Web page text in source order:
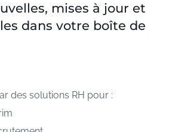
mises à jour et
dans votre boîte de
des solutions RH pour :